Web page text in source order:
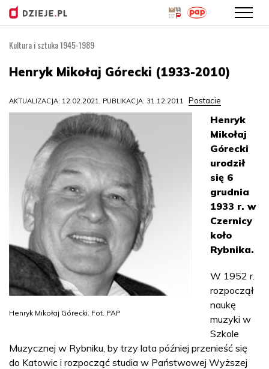
treści
Kultura i sztuka 1945-1989
Henryk Mikołaj Górecki (1933-2010)
AKTUALIZACJA: 12.02.2021, PUBLIKACJA: 31.12.2011 Postacie
Henryk Mikołaj Górecki. Fot. PAP
Henryk
Mikołaj
Górecki
urodził
się 6
grudnia
1933 r. w
Czernicy
koło
Rybnika.
W 1952 r.
rozpoczął
naukę
muzyki w
Szkole
Muzycznej w Rybniku, by trzy lata później przenieść się
do Katowic i rozpocząć studia w Państwowej Wyższej